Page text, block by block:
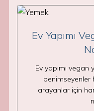
Ev Yapımı
Ev yapımı vegan
benimseyenler
arayanlar için